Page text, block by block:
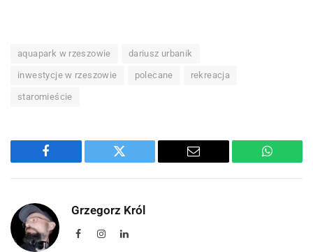
aquapark w rzeszowie dariusz urbanik
inwestycje w rzeszowie polecane rekreacja
staromieście
Facebook Twitter Email
Grzegorz Król
FacebookInstagramLinkedIn